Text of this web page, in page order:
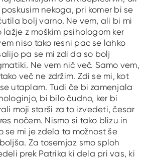
nekoga, pri komer bi se
bolj varno. Ne vem, ali bi mi
lažje z moškim psihologom ker
niso tako resni pac se lahko
pa se mi zdi da so bolj
Ne vem nič več. Samo vem,
več ne zdržim. Zdi se mi, kot
utaplam. Tudi če bi zamenjala
bi bilo čudno, ker bi
moji starši za to izvedeti, česar
nočem. Nismo si tako blizu in
se mi je zdela ta možnost še
Za tosemjaz smo sploh
prek Patrika ki dela pri vas, ki